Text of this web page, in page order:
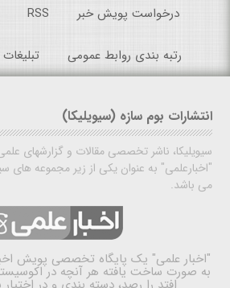
درخواست پویش خبر RSS
رتبه بندی روابط عمومی
انتشارات بوم سازه (سیویلیکا)
سیویلیکا، ناشر تخصصی مقالات و گزارشهای
"اخبارعلمی" به عنوان یکی از زیر مجموعه های
می باشد.
"اخبار علمی" یک پایگاه تخصصی پویش
به صورت ساخت یافته هر آنچه در